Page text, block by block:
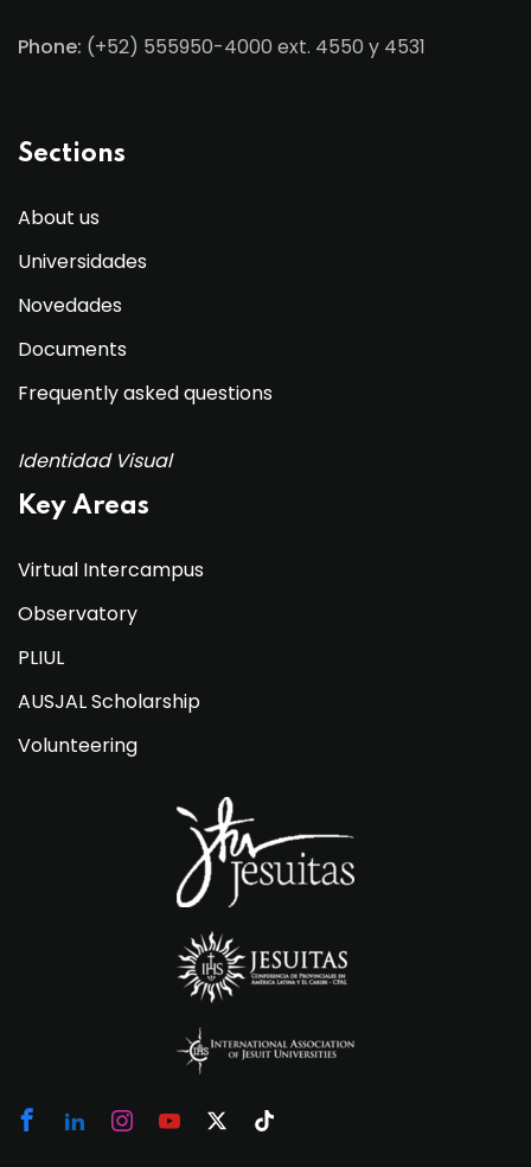
Phone: (+52) 555950-4000 ext. 4550 y 4531
Sections
About us
Universidades
Novedades
Documents
Frequently asked questions
Identidad Visual
Key Areas
Virtual Intercampus
Observatory
PLIUL
AUSJAL Scholarship
Volunteering